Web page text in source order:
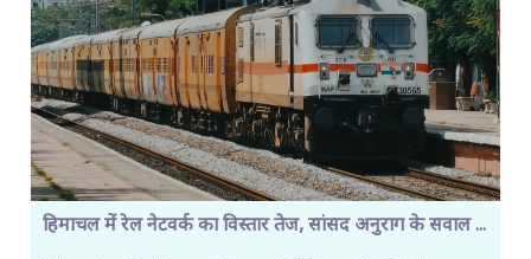
हिमाचल में रेल नेटवर्क का विस्तार तेज, सांसद अनुराग के सवाल ...